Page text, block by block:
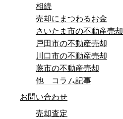
相続
売却にまつわるお金
さいたま市の不動産売却
戸田市の不動産売却
川口市の不動産売却
蕨市の不動産売却
他 コラム記事
お問い合わせ
売却査定